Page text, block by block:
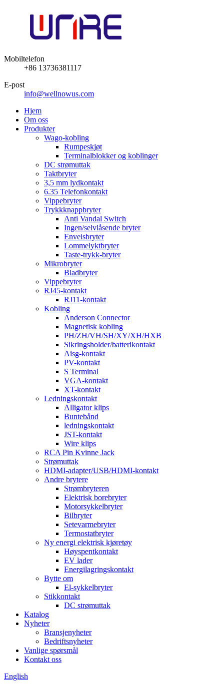
Mobiltelefon
+86 13736381117
E-post
info@wellnowus.com
Hjem
Om oss
Produkter
Wago-kobling
Rumpeskjøt
Terminalblokker og koblinger
DC strømuttak
Taktbryter
3,5 mm lydkontakt
6.35 Telefonkontakt
Vippebryter
Trykkknappbryter
Anti Vandal Switch
Ingen/selvlåsende bryter
Enveisbryter
Lommelyktbryter
Taste-trykk-bryter
Mikrobryter
Bladbryter
Vippebryter
RJ45-kontakt
RJ11-kontakt
Kobling
Anderson Connector
Magnetisk kobling
PH/ZH/VH/SH/XY/XH/HXB
Sikringsholder/batterikontakt
Aisg-kontakt
PV-kontakt
S Terminal
VGA-kontakt
XT-kontakt
Ledningskontakt
Alligator klips
Buntebånd
ledningskontakt
JST-kontakt
Wire klips
RCA Pin Kvinne Jack
Strømuttak
HDMI-adapter/USB/HDMI-kontakt
Andre brytere
Strømbryteren
Elektrisk borebryter
Motorsykkelbryter
Bilbryter
Setevarmebryter
Termostatbryter
Ny energi elektrisk kjøretøy
Høyspentkontakt
EV lader
Energilagringskontakt
Bytte om
El-sykkelbryter
Stikkontakt
DC strømuttak
Katalog
Nyheter
Bransjenyheter
Bedriftsnyheter
Vanlige spørsmål
Kontakt oss
English